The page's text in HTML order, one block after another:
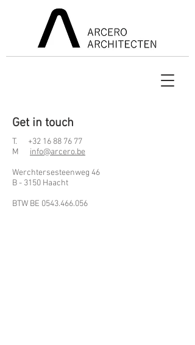
Get in touch
T. +32 16 88 76 77
M info@arcero.be
Werchtersesteenweg 46
B - 3150 Haacht
BTW BE 0543.466.056